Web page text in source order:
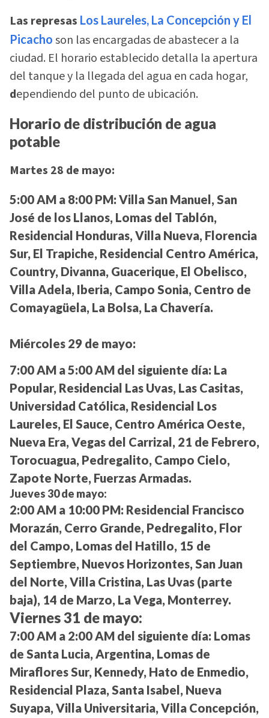
Las represas Los Laureles, La Concepción y El
Picacho son las encargadas de abastecer a la
ciudad. El horario establecido detalla la apertura
del tanque y la llegada del agua en cada hogar,
dependiendo del punto de ubicación.
Horario de distribución de agua
potable
Martes 28 de mayo:
5:00 AM a 8:00 PM: Villa San Manuel, San
José de los Llanos, Lomas del Tablón,
Residencial Honduras, Villa Nueva, Florencia
Sur, El Trapiche, Residencial Centro América,
Country, Divanna, Guacerique, El Obelisco,
Villa Adela, Iberia, Campo Sonia, Centro de
Comayagüela, La Bolsa, La Chavería.
Miércoles 29 de mayo:
7:00 AM a 5:00 AM del siguiente día: La
Popular, Residencial Las Uvas, Las Casitas,
Universidad Católica, Residencial Los
Laureles, El Sauce, Centro América Oeste,
Nueva Era, Vegas del Carrizal, 21 de Febrero,
Torocuagua, Pedregalito, Campo Cielo,
Zapote Norte, Fuerzas Armadas.
Jueves 30 de mayo:
2:00 AM a 10:00 PM: Residencial Francisco
Morazán, Cerro Grande, Pedregalito, Flor
del Campo, Lomas del Hatillo, 15 de
Septiembre, Nuevos Horizontes, San Juan
del Norte, Villa Cristina, Las Uvas (parte
baja), 14 de Marzo, La Vega, Monterrey.
Viernes 31 de mayo:
7:00 AM a 2:00 AM del siguiente día: Lomas
de Santa Lucia, Argentina, Lomas de
Miraflores Sur, Kennedy, Hato de Enmedio,
Residencial Plaza, Santa Isabel, Nueva
Suyapa, Villa Universitaria, Villa Concepción,